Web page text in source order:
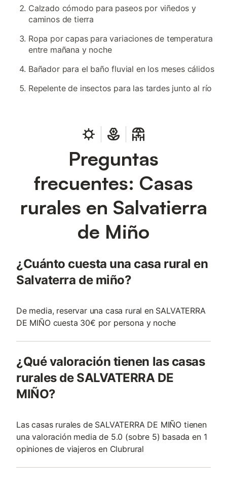
Calzado cómodo para paseos por viñedos y
caminos de tierra
Ropa por capas para variaciones de temperatura
entre mañana y noche
Bañador para el baño fluvial en los meses cálidos
Repelente de insectos para las tardes junto al río
Preguntas
frecuentes: Casas
rurales en Salvatierra
de Miño
¿Cuánto cuesta una casa rural en
Salvaterra de miño?
De media, reservar una casa rural en SALVATERRA
DE MIÑO cuesta 30€ por persona y noche
¿Qué valoración tienen las casas
rurales de SALVATERRA DE
MIÑO?
Las casas rurales de SALVATERRA DE MIÑO tienen
una valoración media de 5.0 (sobre 5) basada en 1
opiniones de viajeros en Clubrural